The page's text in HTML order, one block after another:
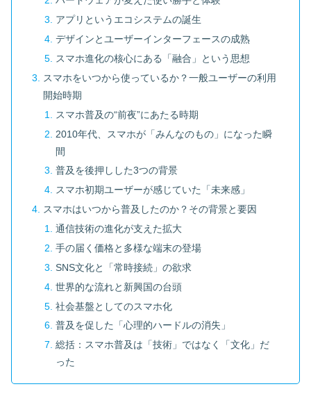
アプリというエコシステムの誕生
デザインとユーザーインターフェースの成熟
スマホ進化の核心にある「融合」という思想
スマホをいつから使っているか？一般ユーザーの利用
開始時期
スマホ普及の“前夜”にあたる時期
2010年代、スマホが「みんなのもの」になった瞬
間
普及を後押しした3つの背景
スマホ初期ユーザーが感じていた「未来感」
スマホはいつから普及したのか？その背景と要因
通信技術の進化が支えた拡大
手の届く価格と多様な端末の登場
SNS文化と「常時接続」の欲求
世界的な流れと新興国の台頭
社会基盤としてのスマホ化
普及を促した「心理的ハードルの消失」
総括：スマホ普及は「技術」ではなく「文化」だ
った